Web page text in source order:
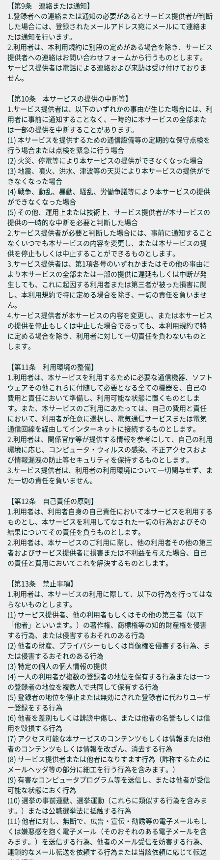
【第9条 連絡または通知】
1.登録者への連絡または通知の必要があるとサービス提供者が判断
した場合には、登録されたメールアドレス宛にメールにて連絡ま
たは通知を行います。
2.利用者は、本利用規約に別段の定めがある場合を除き、サービス
提供者への連絡はお問い合わせフォームから行うものとします。
サービス提供者は電話による連絡および来訪は受け付けておりま
せん。
【第10条 本サービスの提供の中断等】
1.サービス提供者は、以下のいずれかの事由が生じた場合には、利
用者に事前に通知することなく、一時的に本サービスの全部また
は一部の提供を中断することがあります。
(1) 本サービスを提供するための通信設備等の定期的な保守点検を
行う場合または点検を緊急に行う場合
(2) 火災、停電等により本サービスの提供ができなくなった場合
(3) 地震、噴火、洪水、津波等の天災により本サービスの提供がで
きなくなった場合
(4) 戦争、動乱、暴動、騒乱、労働争議等により本サービスの提供
ができなくなった場合
(5) その他、運用上または技術上、サービス提供者が本サービスの
提供の一時的な中断を必要と判断した場合
2.サービス提供者が必要と判断した場合には、事前に通知すること
なくいつでも本サービスの内容を変更し、または本サービスの提
供を停止もしくは中止することができるものとします。
3.サービス提供者は、第1項各号のいずれかまたはその他の事由に
より本サービスの全部または一部の提供に遅延もしくは中断が発
生しても、これに起因する利用者または第三者が被った損害に関
し、本利用規約で特に定める場合を除き、一切の責任を負いませ
ん。
4.サービス提供者が本サービスの内容を変更し、または本サービス
の提供を停止もしくは中止した場合であっても、本利用規約で特
に定める場合を除き、利用者に対して一切責任を負わないものと
します。
【第11条 利用環境の整備】
1.利用者は、本サービスを利用するために必要な通信機器、ソフト
ウェアその他これらに付随して必要となる全ての機器を、自己の
費用と責任において準備し、利用可能な状態に置くものとしま
す。また、本サービスのご利用にあたっては、自己の費用と責任
において、利用者が任意に選択し、電気通信サービスまたは電気
通信回線を経由してインターネットに接続するものとします。
2.利用者は、関係官庁等が提供する情報を参考にして、自己の利用
環境に応じ、コンピュータ・ウィルスの感染、不正アクセスおよ
び情報漏洩の防止等セキュリティを保持するものとします。
3.サービス提供者は、利用者の利用環境について一切関与せず、ま
た一切の責任を負いません。
【第12条 自己責任の原則】
1.利用者は、利用者自身の自己責任において本サービスを利用する
ものとし、本サービスを利用してなされた一切の行為およびその
結果についてその責任を負うものとします。
2.利用者は、本サービスのご利用に際し、他の利用者その他の第三
者およびサービス提供者に損害または不利益を与えた場合、自己
の責任と費用においてこれを解決するものとします。
【第13条 禁止事項】
1.利用者は、本サービスの利用に際して、以下の行為を行ってはな
らないものとします。
(1) サービス提供者、他の利用者もしくはその他の第三者（以下
「他者」といいます。）の著作権、商標権等の知的財産権を侵害
する行為、または侵害するおそれのある行為
(2) 他者の財産、プライバシーもしくは肖像権を侵害する行為、ま
たは侵害するおそれのある行為
(3) 特定の個人の個人情報の提供
(4) 一人の利用者が複数の登録者の地位を保有する行為または一つ
の登録者の地位を複数人で共同して保有する行為
(5) 登録者の地位を停止または無効にされた登録者に代わりユーザ
ー登録をする行為
(6) 他者を差別もしくは誹謗中傷し、または他者の名誉もしくは信
用を毀損する行為
(7) アクセス可能な本サービスのコンテンツもしくは情報または他
者のコンテンツもしくは情報を改ざん、消去する行為
(8) サービス提供者または他者になりすます行為（詐称するために
メールヘッダ等の部分に細工を行う行為を含みます。）
(9) 有害なコンピュータプログラム等を送信し、または他者が受信
可能な状態におく行為
(10) 選挙の事前運動、選挙運動（これらに類似する行為を含みま
す。）または公職選挙法に抵触する行為
(11) 他者に対し、無断で、広告・宣伝・勧誘等の電子メールもし
くは嫌悪感を抱く電子メール（そのおそれのある電子メールを含
みます。）を送信する行為、他者のメール受信を妨害する行為、
連鎖的なメール転送を依頼する行為または当該依頼に応じて転送